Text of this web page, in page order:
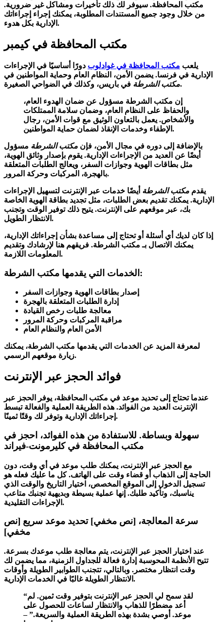
مكتب المحافظة. سيوفر لك ذلك تأخيرات ومشاكل غير ضرورية.
من خلال وجود جميع المستندات المطلوبة، يمكنك إجراء إجراءاتك
الإدارية بكل هدوء.
مكتب المحافظة في كيمبر
يلعب مكتب المحافظة في غوادلوب دورًا أساسيًا في الإجراءات
الإدارية في فرنسا. يضمن الأمن، النظام العام وحماية المواطنين في
مكتب الشرطةفي باريس، وكذلك في الضواحي الصغيرة.
إن مكتب الشرطة مسؤول عن ضمان الهدوء العام،
والحفاظ على النظام العام، وضمان سلامة الممتلكات
والأشخاص. يعمل بالتعاون الوثيق مع قوات الأمن، رجال
الإطفاء وخدمات الإنقاذ لضمان حماية المواطنين.
بالإضافة إلى دوره في مجال الأمن، فإن مكتب الشرطة مسؤول
أيضًا عن العديد من الإجراءات الإدارية. يقوم بإصدار وثائق الهوية،
مثل بطاقات الهوية وجوازات السفر، ويعالج الطلبات المتعلقة
بالهجرة، المركبات وحركة المرور.
يقدم مكتب الشرطة أيضًا خدمات عبر الإنترنت لتسهيل الإجراءات
الإدارية. يمكنك تقديم بعض الطلبات، مثل تجديد بطاقة الهوية الخاصة
بك، عبر موقعهم على الإنترنت. يتيح ذلك توفير الوقت وتجنب
الانتظار الطويل.
إذا كان لديك أي أسئلة أو تحتاج إلى مساعدة بشأن إجراءاتك الإدارية،
يمكنك الاتصال بـ مكتب الشرطة. فريقهم هنا لإرشادك وتقديم
المعلومات اللازمة.
الخدمات التي يقدمها مكتب الشرطة:
إصدار بطاقات الهوية وجوازات السفر
إدارة الطلبات المتعلقة بالهجرة
معالجة طلبات رخص القيادة
مراقبة المركبات وحركة المرور
الأمن العام والنظام العام
لمعرفة المزيد عن الخدمات التي يقدمها مكتب الشرطة، يمكنك
زيارة موقعهم الرسمي.
فوائد الحجز عبر الإنترنت
عندما تحتاج إلى تحديد موعد في مكتب المحافظة، يوفر الحجز عبر
الإنترنت العديد من الفوائد. هذه الطريقة العملية والفعالة تبسط
إجراءاتك الإدارية وتوفر لك وقتًا ثمينًا.
سهولة وبساطة. للاستفادة من هذه الفوائد، احجز في
مكتب المحافظة في كليرمونت-فيراند
مع الحجز عبر الإنترنت، يمكنك طلب موعد في أي وقت، دون
الحاجة إلى الذهاب أو قضاء وقت على الهاتف. كل ما عليك فعله هو
تسجيل الدخول إلى الموقع المخصص، اختيار التاريخ والوقت الذي
يناسبك، وتأكيد طلبك. إنها عملية بسيطة وبديهية تجنبك متاعب
الإجراءات التقليدية.
سرعة المعالجة، [نص مخفي] تحديد موعد سريع [نص
مخفي]
عند اختيار الحجز عبر الإنترنت، يتم معالجة طلب موعدك بسرعة.
تتيح الأنظمة المحوسبة إدارة فعالة للجداول الزمنية، مما يضمن لك
وقت انتظار مختصر. وبالتالي، تتجنب الطوابير الطويلة وأوقات
الانتظار الطويلة غالبًا في الخدمات الإدارية.
“لقد سمح لي الحجز عبر الإنترنت بتوفير وقت ثمين. لم
أعد مضطرًا للذهاب والانتظار لساعات للحصول على
موعد. أوصي بشدة بهذه الطريقة العملية والسريعة.” –